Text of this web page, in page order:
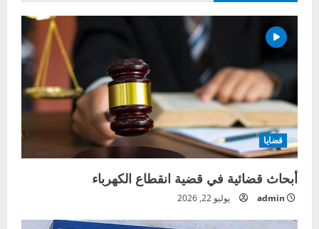
قضايا
أبحاث قضائية في قضية انقطاع الكهرباء
admin يوليو 22, 2026